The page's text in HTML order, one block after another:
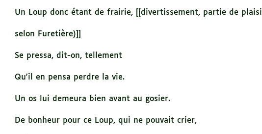
Un Loup donc étant de frairie, [[divertissement, partie de
selon Furetière)]]
Se pressa, dit-on, tellement
Qu'il en pensa perdre la vie.
Un os lui demeura bien avant au gosier.
De bonheur pour ce Loup, qui ne pouvait crier,